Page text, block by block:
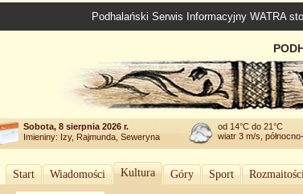
Podhalański Serwis Informacyjny WATRA
Sobota, 8 sierpnia 2026 r.
Imieniny: Izy, Rajmunda, Seweryna
od 14°C do 21°C
wiatr 3 m/s,
Start Wiadomości Kultura Góry Sport